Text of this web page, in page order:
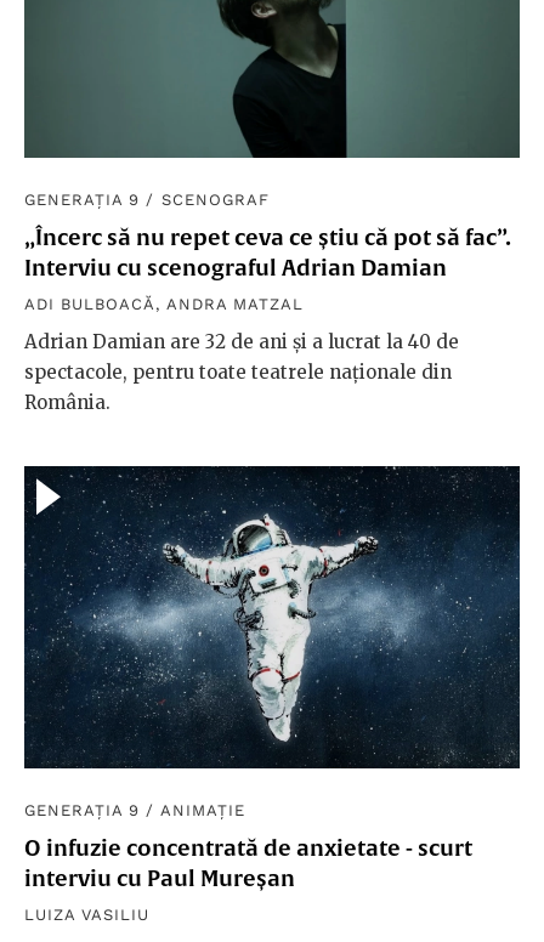
GENERAȚIA 9 / SCENOGRAF
„Încerc să nu repet ceva ce știu că pot să fac”.
Interviu cu scenograful Adrian Damian
ADI BULBOACĂ , ANDRA MATZAL
Adrian Damian are 32 de ani și a lucrat la 40 de
spectacole, pentru toate teatrele naționale din
România.
GENERAȚIA 9 / ANIMAȚIE
O infuzie concentrată de anxietate - scurt
interviu cu Paul Mureșan
LUIZA VASILIU